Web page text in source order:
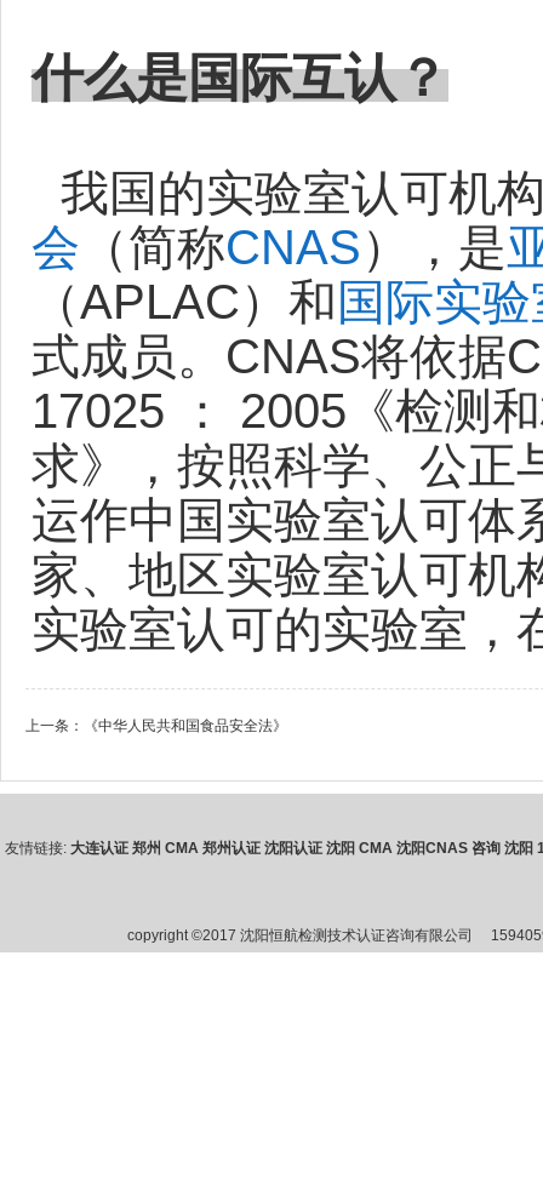
什么是国际互认？
我国的实验室认可机
会 （简称CNAS），是
（APLAC）和 国际实
式成员。CNAS将依据
17025 ： 2005《检测
求》，按照科学、公正
运作中国实验室认可体
家、地区实验室认可机
实验室认可的实验室，
上一条： 《中华人民共和国食品安全法》
友情链接: 大连认证 郑州 CMA 郑州认证 沈阳认证 沈阳 CMA 沈阳CNAS 咨询 沈阳
copyright ©2017 沈阳恒航检测技术认证咨询有限公司